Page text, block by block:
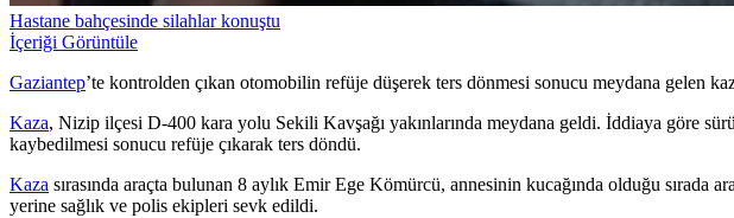
Hastane bahçesinde silahlar konuştu
İçeriği Görüntüle
Gaziantep’te kontrolden çıkan otomobilin refüje düşerek ters dönmesi sonucu meydana gelen
Kaza, Nizip ilçesi D-400 kara yolu Sekili Kavşağı yakınlarında meydana geldi. İddiaya göre
kaybedilmesi sonucu refüje çıkarak ters döndü.
Kaza sırasında araçta bulunan 8 aylık Emir Ege Kömürcü, annesinin kucağında olduğu sırada
yerine sağlık ve polis ekipleri sevk edildi.